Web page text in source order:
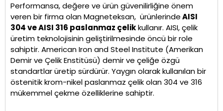
Performansa, değere ve ürün güvenilirliğine önem
veren bir firma olan Magneteksan, ürünlerindeAISI
304 ve AISI 316 paslanmaz çelikkullanır. AISI, çelik
üretim teknolojisinin geliştirilmesinde öncü bir role
sahiptir. American Iron and Steel Institute (Amerikan
Demir ve Çelik Enstitüsü) demir ve çeliğe özgü
standartlar üretip sürdürür. Yaygın olarak kullanılan bir
östenitik krom-nikel paslanmaz çelik olan 304 ve 316
mükemmel çekme özelliklerine sahiptir.